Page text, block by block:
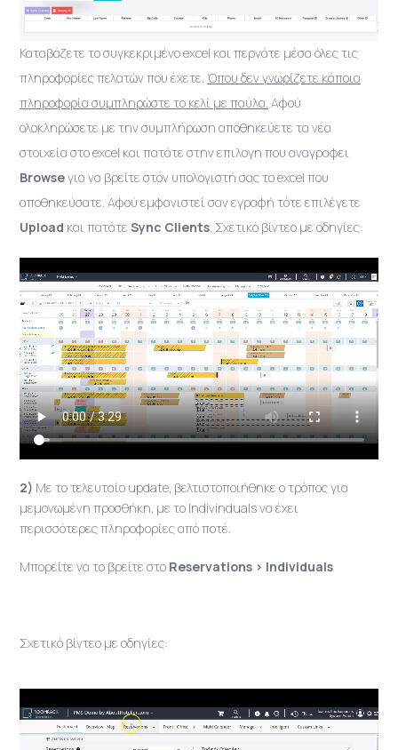
Καταβάζετε το συγκεκριμένο excel και περνάτε μέσα όλες τις
πληροφορίες πελατών που έχετε. Όπου δεν γνωρίζετε κάποια
πληροφορία συμπληρώστε το κελί με παύλα. Αφού
ολοκληρώσετε με την συμπλήρωση αποθηκεύετε τα νέα
στοιχεία στο excel και πατάτε στην επιλογη που αναγραφει
Browseγια να βρείτε στον υπολογιστή σας το excel που
αποθηκεύσατε. Αφού εμφανιστεί σαν εγραφή τότε επιλέγετε
Upload και πατάτε Sync Clients. Σχετικό βίντεο με οδηγίες:
2) Με το τελευταίο update, βελτιστοποιήθηκε ο τρόπος για
μεμονωμένη προσθήκη, με το Indivinduals να έχει
περισσότερες πληροφορίες από ποτέ.
Μπορείτε να το βρείτε στο Reservations > Individuals
Σχετικό βίντεο με οδηγίες: